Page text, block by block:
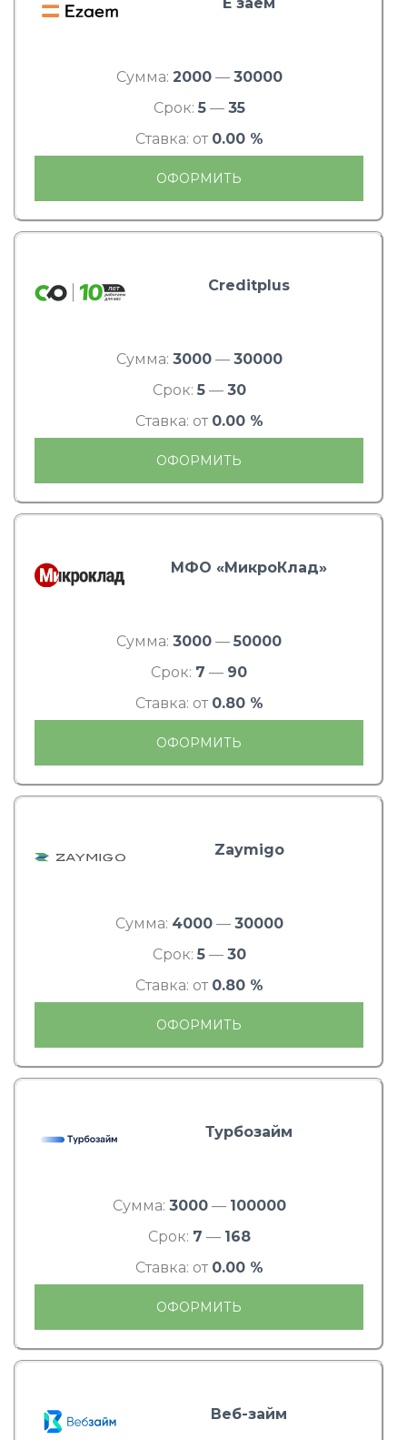
Е заем
Сумма: 2000— 30000
Срок: 5— 35
Ставка: от 0.00 %
ОФОРМИТЬ
Creditplus
Сумма: 3000— 30000
Срок: 5— 30
Ставка: от 0.00 %
ОФОРМИТЬ
МФО «МикроКлад»
Сумма: 3000 — 50000
Срок: 7 — 90
Ставка: от 0.80 %
ОФОРМИТЬ
Zaymigo
Сумма: 4000— 30000
Срок: 5— 30
Ставка: от 0.80 %
ОФОРМИТЬ
Турбозайм
Сумма: 3000— 100000
Срок: 7 — 168
Ставка: от 0.00 %
ОФОРМИТЬ
Веб-займ